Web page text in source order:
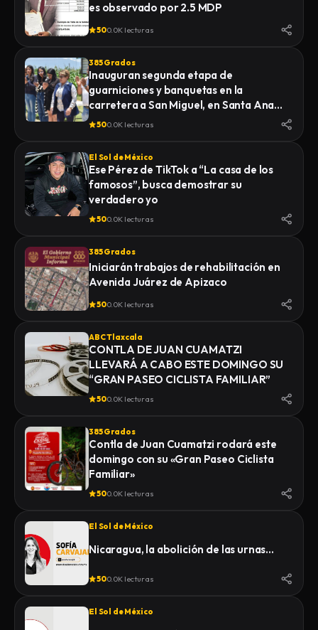
es observado por 2.5 MDP
500.0K lecturas
385 Grados
Inauguran segunda etapa de
guarniciones y banquetas en la
carretera a San Miguel, en Santa Ana
Nopalucan
500.0K lecturas
El Sol de México
Ese Pérez de TikTok a “La casa de los
famosos”, busca demostrar su
verdadero yo
500.0K lecturas
385 Grados
Iniciarán trabajos de rehabilitación en
Avenida Juárez de Apizaco
500.0K lecturas
ABC Tlaxcala
CONTLA DE JUAN CUAMATZI
LLEVARÁ A CABO ESTE DOMINGO SU
“GRAN PASEO CICLISTA FAMILIAR”
500.0K lecturas
385 Grados
Contla de Juan Cuamatzi rodará este
domingo con su «Gran Paseo Ciclista
Familiar»
500.0K lecturas
El Sol de México
Nicaragua, la abolición de las urnas…
500.0K lecturas
El Sol de México